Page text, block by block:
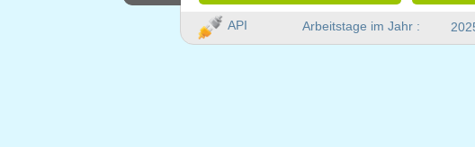
Arbeitstage im Jahr :
API